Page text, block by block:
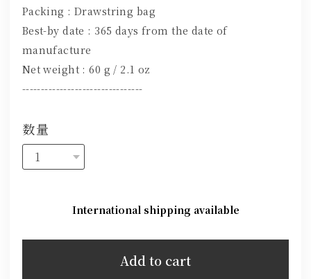
Packing : Drawstring bag
Best-by date : 365 days from the date of
manufacture
Net weight : 60 g / 2.1 oz
--------------------------------
数量
International shipping available
Add to cart